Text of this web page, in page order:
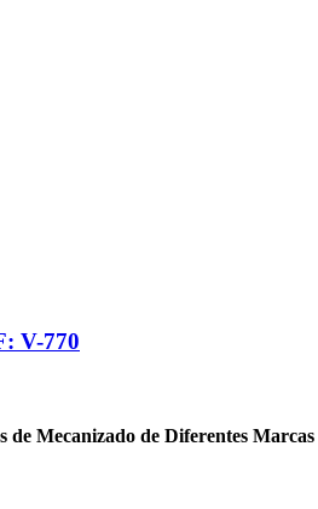
V-770
Mecanizado de Diferentes Marcas